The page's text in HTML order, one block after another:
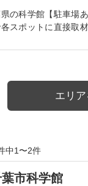
の科学館【駐車場
各スポットに直接取
エリ
中1〜2件
市科学館